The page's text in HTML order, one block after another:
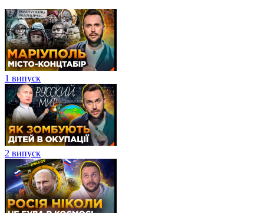
1 випуск
2 випуск